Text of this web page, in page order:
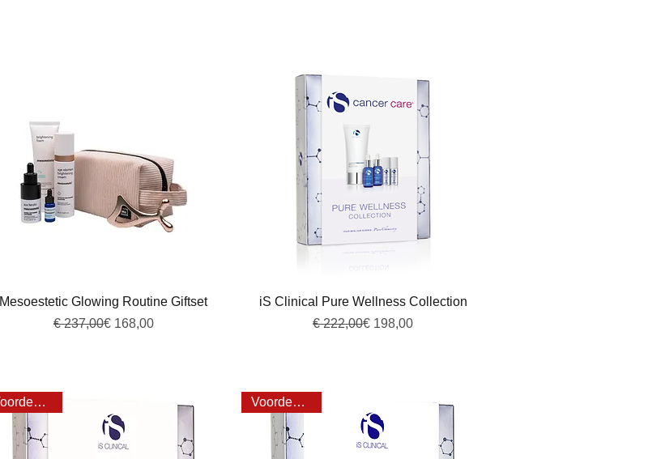
Snel overzicht
Mesoestetic Glowing Routine Giftset
Normale prijs
€ 237,00Verkoopprijs
€ 168,00
Snel overzicht
iS Clinical Pure Wellness Collection
Normale prijs
€ 222,00Verkoopprijs
€ 198,00
Voordeel 25% Voordeel 25%